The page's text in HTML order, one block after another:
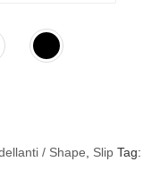
/ Shape Slip Tag: